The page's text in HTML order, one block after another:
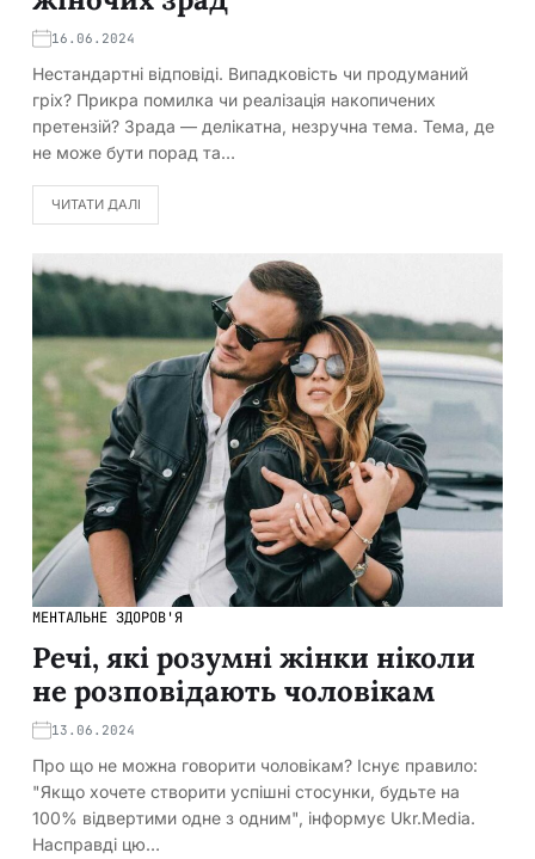
16.06.2024
Нестандартні відповіді. Випадковість чи продуманий
гріх? Прикра помилка чи реалізація накопичених
претензій? Зрада — делікатна, незручна тема. Тема, де
не може бути порад та…
ЧИТАТИ ДАЛІ
МЕНТАЛЬНЕ ЗДОРОВ'Я
Речі, які розумні жінки ніколи
не розповідають чоловікам
13.06.2024
Про що не можна говорити чоловікам? Існує правило:
"Якщо хочете створити успішні стосунки, будьте на
100% відвертими одне з одним", інформує Ukr.Media.
Насправді цю…